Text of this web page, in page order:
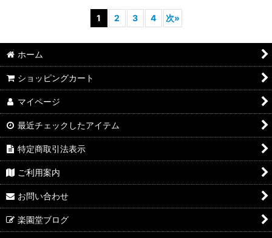
1 2 3 4 次»
ホーム
ショッピングカート
マイページ
最近チェックしたアイテム
特定商取引法表示
ご利用案内
お問い合わせ
楽園堂ブログ